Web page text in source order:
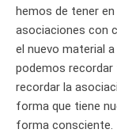
hemos de tener
asociaciones con
el nuevo material
podemos
recordar la
forma que tiene
forma consciente.